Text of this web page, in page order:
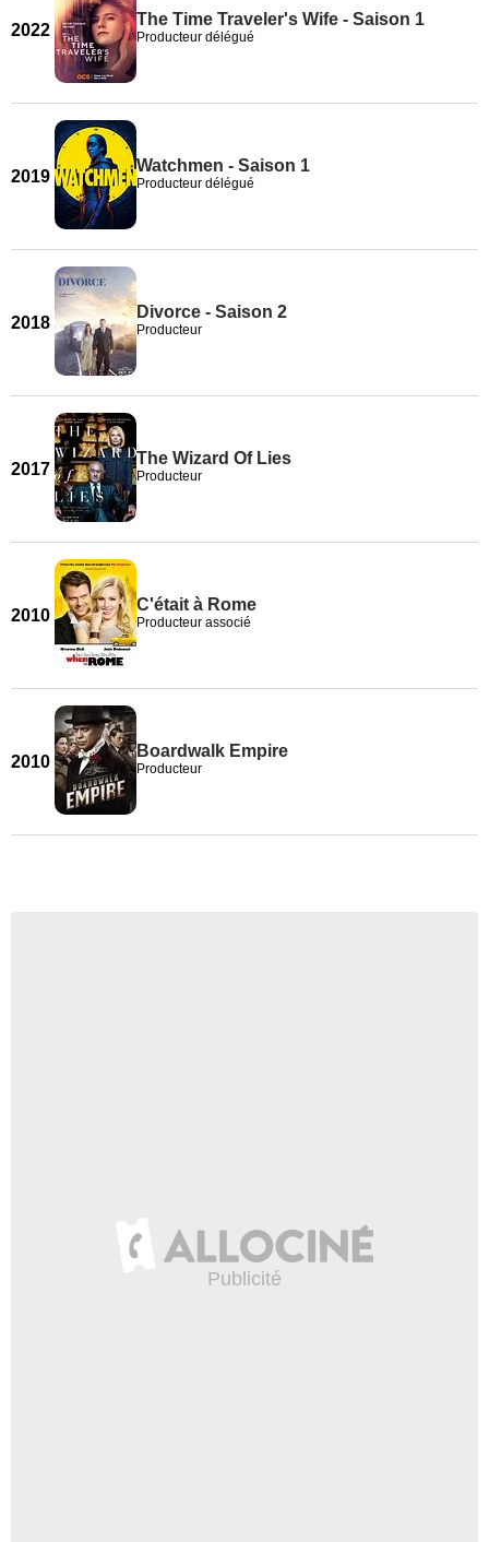
2022
The Time Traveler's Wife - Saison 1
Producteur délégué
2019
Watchmen - Saison 1
Producteur délégué
2018
Divorce - Saison 2
Producteur
2017
The Wizard Of Lies
Producteur
2010
C'était à Rome
Producteur associé
2010
Boardwalk Empire
Producteur